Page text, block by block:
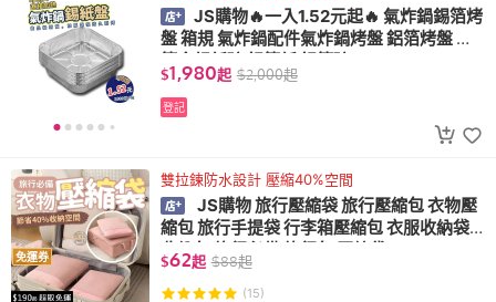
JS購物🔥一入1.52元起🔥 氣炸鍋錫箔烤
盤 箱規 氣炸鍋配件氣炸鍋烤盤 鋁箔烤盤 錫
箔盒錫紙碗 鋁箔紙 鋁箔碗
$1,980起 $2,000起
登記
免運券
雙拉鍊防水設計 壓縮40%空間
JS購物 旅行壓縮袋 旅行壓縮包 衣物壓
縮包 旅行手提袋 行李箱壓縮包 衣服收納袋
收納包 旅行必備 旅行包 壓縮袋
$62起 $88起
(15)